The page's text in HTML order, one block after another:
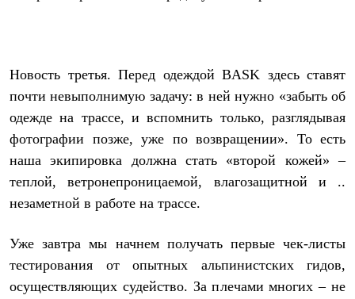
Куртки
Утепленная синтетикой
Куртки
Брюки
Штормовая одежда
Куртки
Софтшелл одежда
Куртки
Лёгкая одежда
Футболки
Толстовки
Новость третья. Перед одеждой BASK здесь ставят
почти невыполнимую задачу: в ней нужно «забыть об
одежде на трассе, и вспомнить только, разглядывая
фотографии позже, уже по возвращении». То есть
наша экипировка должна стать «второй кожей» –
теплой, ветронепроницаемой, влагозащитной и ..
незаметной в работе на трассе.
Уже завтра мы начнем получать первые чек-листы
тестирования от опытных альпинистских гидов,
осуществляющих судейство. За плечами многих – не